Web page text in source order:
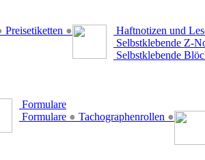
Preisetiketten ●
Haftnotizen und
Selbstklebende Z-
Selbstklebende
Formulare
Formulare ● Tachographenrollen ●